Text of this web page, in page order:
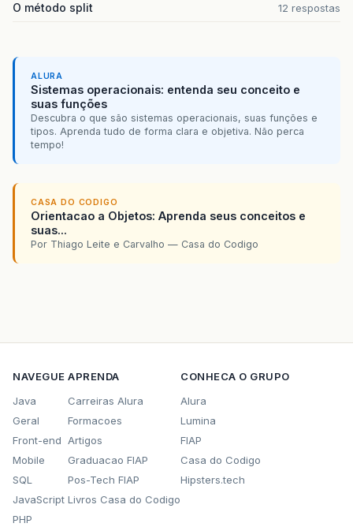
O método split 12 respostas
ALURA
Sistemas operacionais: entenda seu conceito e
suas funções
Descubra o que são sistemas operacionais, suas funções e
tipos. Aprenda tudo de forma clara e objetiva. Não perca
tempo!
CASA DO CODIGO
Orientacao a Objetos: Aprenda seus conceitos e
suas...
Por Thiago Leite e Carvalho — Casa do Codigo
NAVEGUE
Java
Geral
Front-end
Mobile
SQL
JavaScript
PHP
APRENDA
Carreiras Alura
Formacoes
Artigos
Graduacao FIAP
Pos-Tech FIAP
Livros Casa do Codigo
CONHECA O GRUPO
Alura
Lumina
FIAP
Casa do Codigo
Hipsters.tech